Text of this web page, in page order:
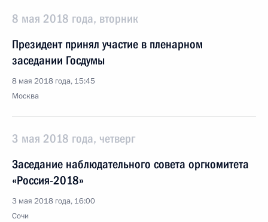
8 мая 2018 года, вторник
Президент принял участие в пленарном
заседании Госдумы
8 мая 2018 года, 15:45
Москва
3 мая 2018 года, четверг
Заседание наблюдательного совета оргкомитета
«Россия-2018»
3 мая 2018 года, 16:00
Сочи